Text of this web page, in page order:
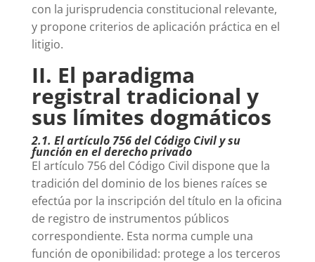
con la jurisprudencia constitucional relevante,
y propone criterios de aplicación práctica en el
litigio.
II. El paradigma
registral tradicional y
sus límites dogmáticos
2.1. El artículo 756 del Código Civil y su
función en el derecho privado
El artículo 756 del Código Civil dispone que la
tradición del dominio de los bienes raíces se
efectúa por la inscripción del título en la oficina
de registro de instrumentos públicos
correspondiente. Esta norma cumple una
función de oponibilidad: protege a los terceros